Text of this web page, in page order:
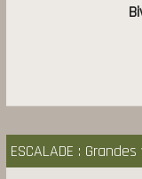
ESCALADE :